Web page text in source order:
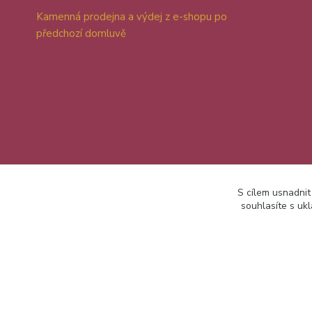
Kamenná prodejna a výdej z e-shopu po
předchozí domluvě
S cílem
souhlasíte s